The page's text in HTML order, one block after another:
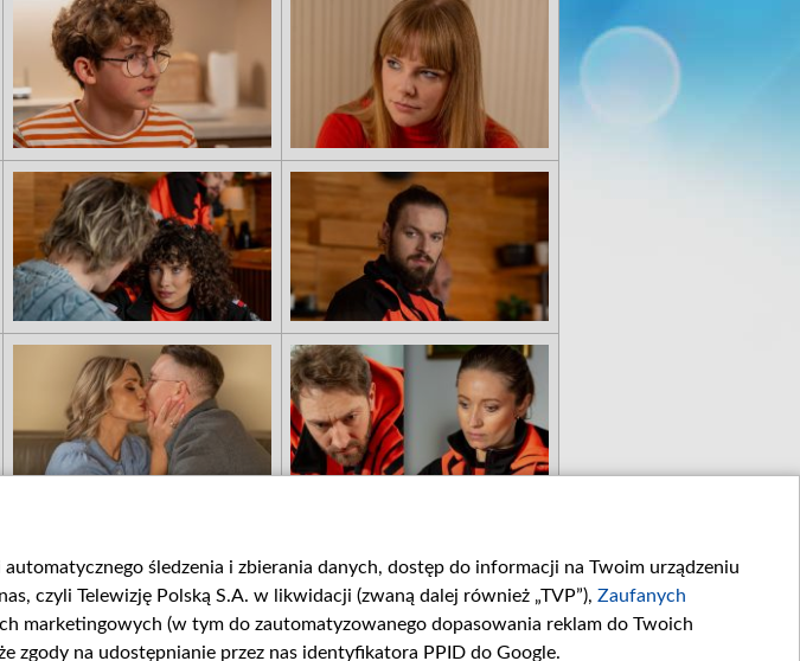
śledzenia i zbierania danych, dostęp do informacji na Twoim urządzeniu
czyli Telewizję Polską S.A. w likwidacji (zwaną dalej również „TVP”), Zaufanych
marketingowych (w tym do zautomatyzowanego dopasowania reklam do Twoich
zgody na udostępnianie przez nas identyfikatora PPID do Google.